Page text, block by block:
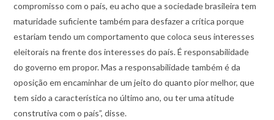
compromisso com o país, eu acho que a sociedade brasileira tem
maturidade suficiente também para desfazer a crítica porque
estariam tendo um comportamento que coloca seus interesses
eleitorais na frente dos interesses do país. É responsabilidade
do governo em propor. Mas a responsabilidade também é da
oposição em encaminhar de um jeito do quanto pior melhor, que
tem sido a característica no último ano, ou ter uma atitude
construtiva com o país”, disse.